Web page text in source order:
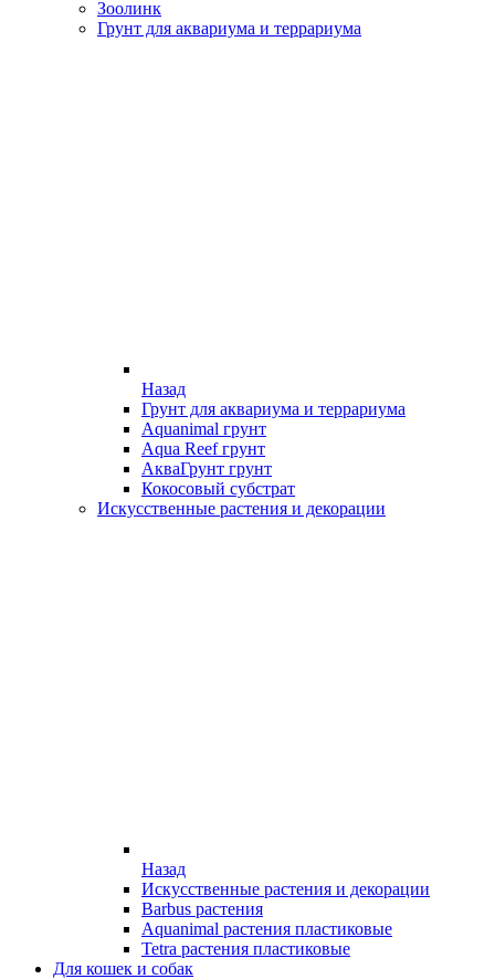
Зоолинк
Грунт для аквариума и террариума
Назад
Грунт для аквариума и террариума
Aquanimal грунт
Aqua Reef грунт
АкваГрунт грунт
Кокосовый субстрат
Искусственные растения и декорации
Назад
Искусственные растения и декорации
Barbus растения
Aquanimal растения пластиковые
Tetra растения пластиковые
Для кошек и собак